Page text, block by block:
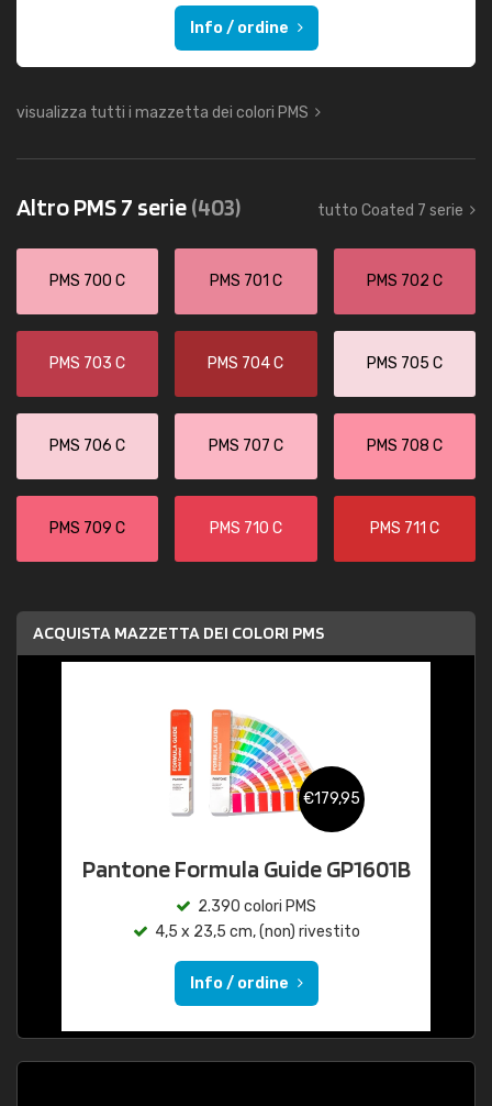
Info / ordine
visualizza tutti i mazzetta dei colori PMS
Altro PMS 7 serie(403) tutto Coated 7 serie
PMS 700 C PMS 701 C PMS 702 C
PMS 703 C PMS 704 C PMS 705 C
PMS 706 C PMS 707 C PMS 708 C
PMS 709 C PMS 710 C PMS 711 C
ACQUISTA MAZZETTA DEI COLORI PMS
€179,95
Pantone Formula Guide GP1601B
2.390 colori PMS
4,5 x 23,5 cm, (non) rivestito
Info / ordine